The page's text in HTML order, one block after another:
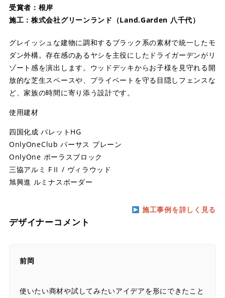
受賞者：根岸
施工：株式会社グリーンランド（Land.Garden 八千代）
グレイッシュな建物に調和するブラック系の素材で統一したモ
ダン外構。存在感のあるヤシを主役にしたドライガーデンがリ
ゾート感を演出します。ウッドデッキからお子様を見守れる開
放的な芝生スペースや、プライベートを守る目隠しフェンスな
ど、家族の時間に寄り添う設計です。
使用建材
四国化成 パレットHG
OnlyOneClub パーサス プレーン
OnlyOne ポーラスブロック
三協アルミ FⅡ / ヴィラウッド
旭興進 ルミナスボーダー
施工事例を詳しく見る
デザイナーコメント
前岡
使いたい商材や試してみたいアイデアを形にできたこと